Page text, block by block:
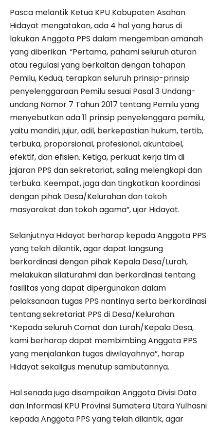
Pasca melantik Ketua KPU Kabupaten Asahan
Hidayat mengatakan, ada 4 hal yang harus di
lakukan Anggota PPS dalam mengemban amanah
yang diberikan. “Pertama, pahami seluruh aturan
atau regulasi yang berkaitan dengan tahapan
Pemilu, Kedua, terapkan seluruh prinsip-prinsip
penyelenggaraan Pemilu sesuai Pasal 3 Undang-
undang Nomor 7 Tahun 2017 tentang Pemilu yang
menyebutkan ada 11 prinsip penyelenggara pemilu,
yaitu mandiri, jujur, adil, berkepastian hukum, tertib,
terbuka, proporsional, profesional, akuntabel,
efektif, dan efisien. Ketiga, perkuat kerja tim di
jajaran PPS dan sekretariat, saling melengkapi dan
terbuka. Keempat, jaga dan tingkatkan koordinasi
dengan pihak Desa/Kelurahan dan tokoh
masyarakat dan tokoh agama”, ujar Hidayat.
Selanjutnya Hidayat berharap kepada Anggota PPS
yang telah dilantik, agar dapat langsung
berkordinasi dengan pihak Kepala Desa/Lurah,
melakukan silaturahmi dan berkordinasi tentang
fasilitas yang dapat dipergunakan dalam
pelaksanaan tugas PPS nantinya serta berkordinasi
tentang sekretariat PPS di Desa/Kelurahan.
“Kepada seluruh Camat dan Lurah/Kepala Desa,
kami berharap dapat membimbing Anggota PPS
yang menjalankan tugas diwilayahnya”, harap
Hidayat sekaligus menutup sambutannya.
Hal senada juga disampaikan Anggota Divisi Data
dan Informasi KPU Provinsi Sumatera Utara Yulhasni
kepada Anggota PPS yang telah dilantik, agar